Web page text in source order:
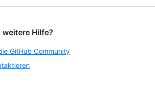
Hilfe?
GitHub Community